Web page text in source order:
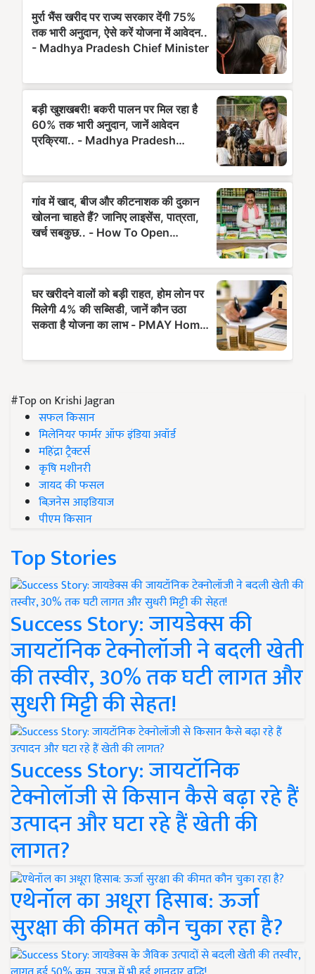
#Top on Krishi Jagran
सफल किसान
मिलेनियर फार्मर ऑफ इंडिया अवॉर्ड
महिंद्रा ट्रैक्टर्स
कृषि मशीनरी
जायद की फसल
बिज़नेस आइडियाज
पीएम किसान
Top Stories
Success Story: जायडेक्स की
जायटॉनिक टेक्नोलॉजी ने बदली खेती
की तस्वीर, 30% तक घटी लागत और
सुधरी मिट्टी की सेहत!
Success Story: जायटॉनिक
टेक्नोलॉजी से किसान कैसे बढ़ा रहे हैं
उत्पादन और घटा रहे हैं खेती की
लागत?
एथेनॉल का अधूरा हिसाब: ऊर्जा
सुरक्षा की कीमत कौन चुका रहा है?